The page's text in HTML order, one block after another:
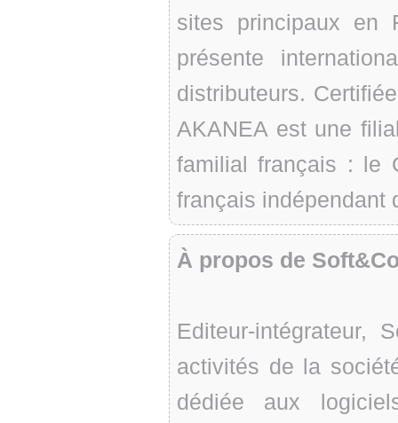
sites principaux en
présente
distributeurs.
AKANEA est une
familial français : le
français indépendant
À propos de
Editeur-intégrateur,
activités de la
dédiée aux